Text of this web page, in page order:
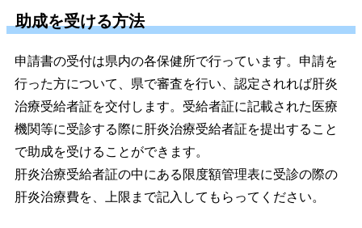
助成を受ける方法
申請書の受付は県内の各保健所で行っています。申請を
行った方について、県で審査を行い、認定されれば肝炎
治療受給者証を交付します。受給者証に記載された医療
機関等に受診する際に肝炎治療受給者証を提出すること
で助成を受けることができます。
肝炎治療受給者証の中にある限度額管理表に受診の際の
肝炎治療費を、上限まで記入してもらってください。